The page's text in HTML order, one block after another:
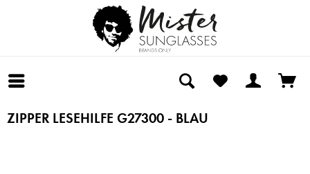
ZIPPER LESEHILFE G27300 - BLAU